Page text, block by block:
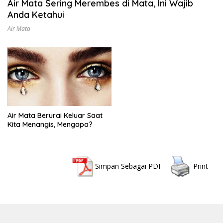
Air Mata Sering Merembes di Mata, Ini Wajib
Anda Ketahui
Air Mata
Air Mata Berurai Keluar Saat
Kita Menangis, Mengapa?
Simpan Sebagai PDF Print